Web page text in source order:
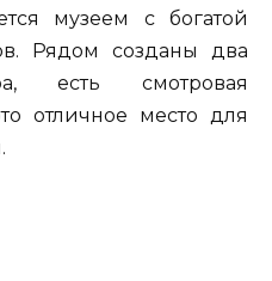
музеем с богатой
Рядом созданы два
есть смотровая
отличное место для